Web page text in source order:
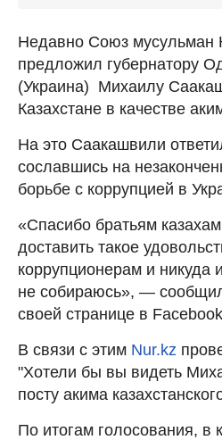
Недавно Союз мусульман
предложил губернатору
(Украина) Михаилу
Казахстане в качестве
На это Саакашвили
сославшись на
борьбе с коррупцией в
«Спасибо братьям
доставить такое
коррупционерам и никуда
не собираюсь», —
своей странице в
В связи с этим Nur.kz
"Хотели бы вы видеть
посту акима
По итогам голосования, в